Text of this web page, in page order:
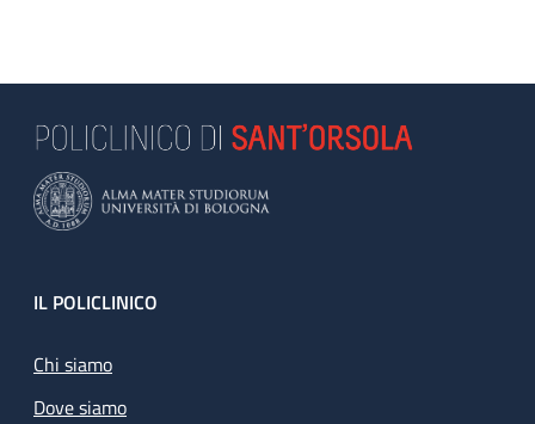
Footer
IL POLICLINICO
Chi siamo
Dove siamo